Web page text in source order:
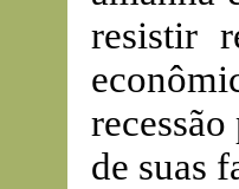
resistir
de suas